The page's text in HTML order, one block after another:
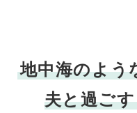
地中海のよう
夫と過ご